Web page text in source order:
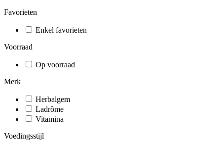
Favorieten
Enkel favorieten
Voorraad
Op voorraad
Merk
Herbalgem
Ladrôme
Vitamina
Voedingsstijl